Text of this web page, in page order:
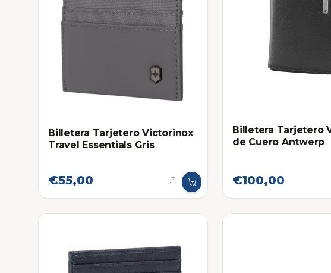
Billetera Tarjetero Victorinox
Travel Essentials Gris
€55,00
Billetera Tarjetero
de Cuero Antwerp
€100,00